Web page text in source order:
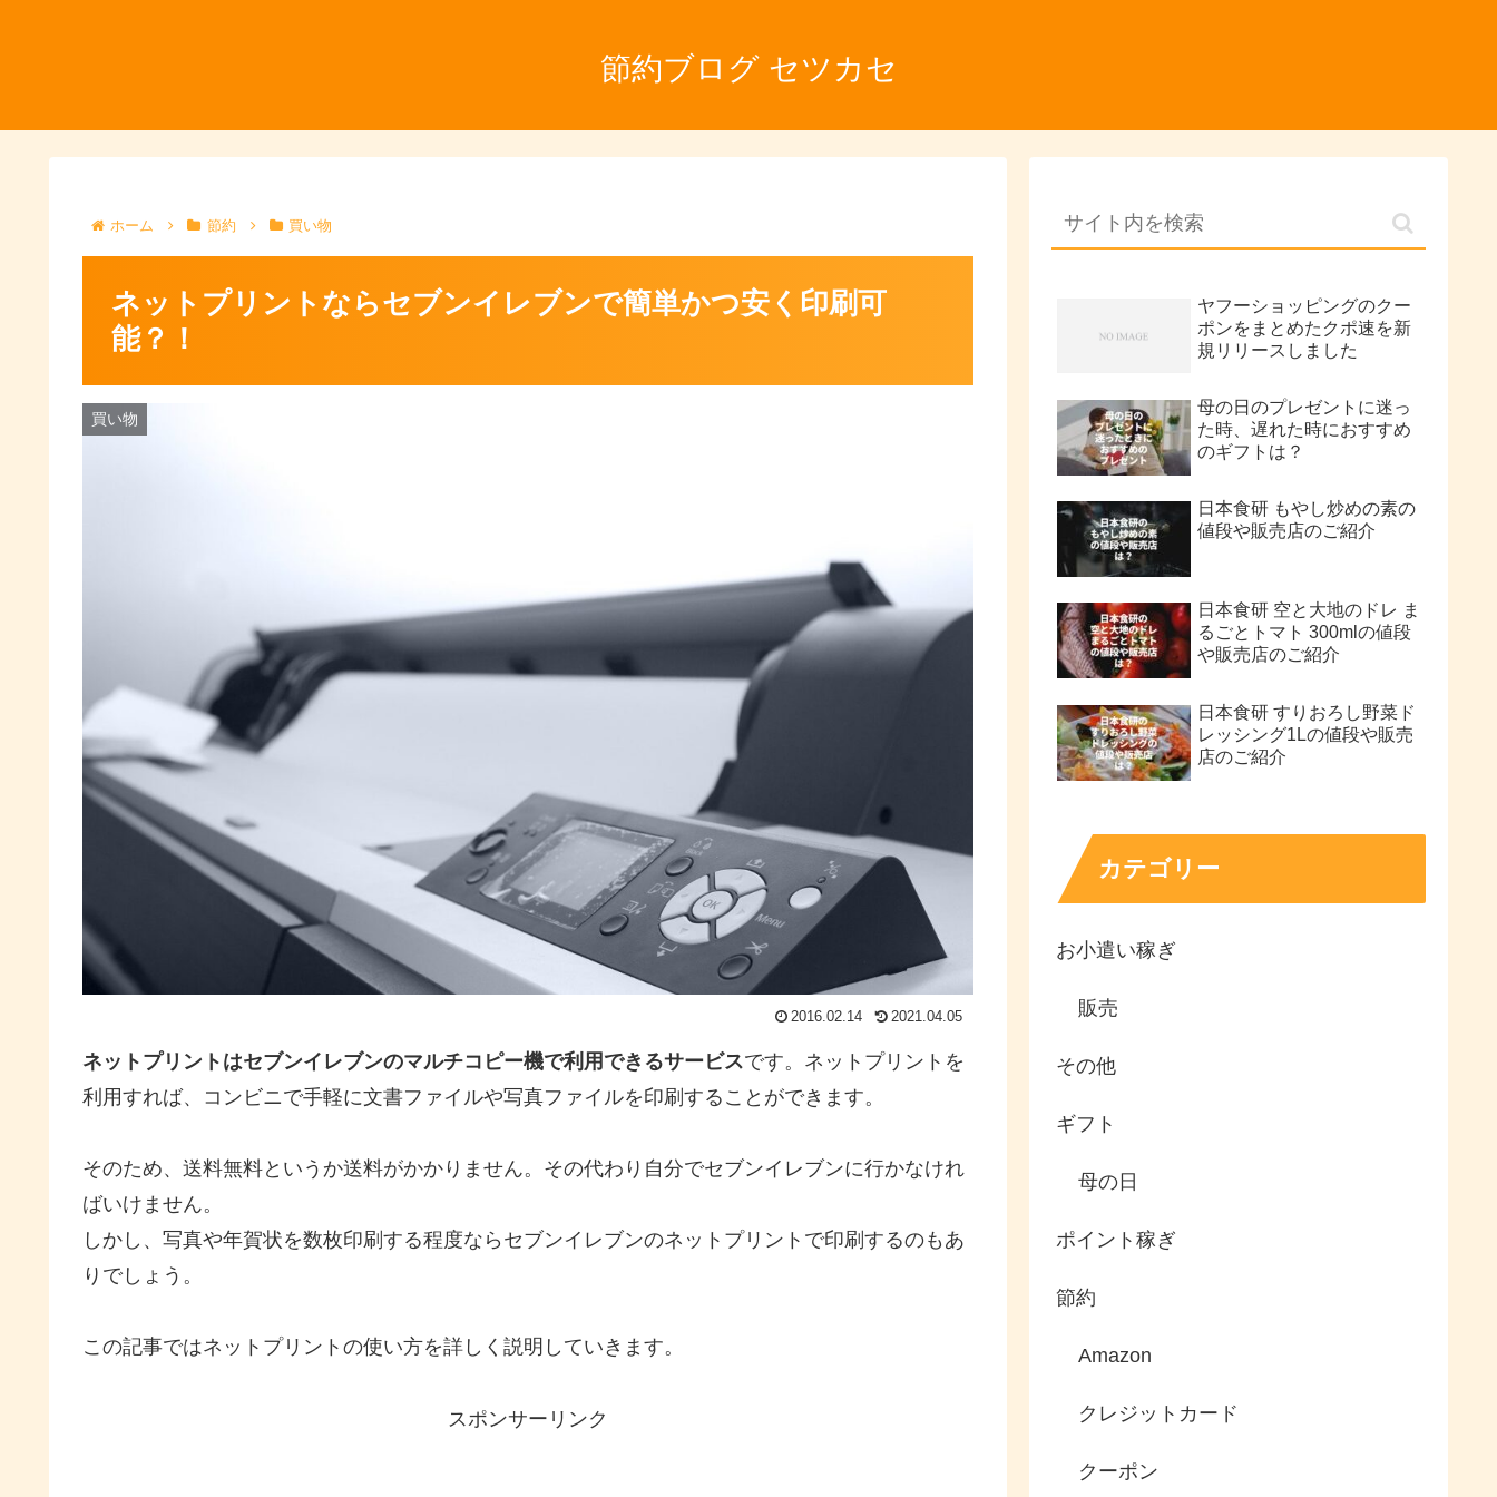
節約ブログ セツカセ
ホーム 節約 買い物
ネットプリントならセブンイレブンで簡単かつ安く印刷可
能？！
買い物
2016.02.14 2021.04.05
ネットプリントはセブンイレブンのマルチコピー機で利用できるサービスです。ネットプリントを
利用すれば、コンビニで手軽に文書ファイルや写真ファイルを印刷することができます。
そのため、送料無料というか送料がかかりません。その代わり自分でセブンイレブンに行かなけれ
ばいけません。
しかし、写真や年賀状を数枚印刷する程度ならセブンイレブンのネットプリントで印刷するのもあ
りでしょう。
この記事ではネットプリントの使い方を詳しく説明していきます。
スポンサーリンク
ヤフーショッピングのクー
ポンをまとめたクポ速を新
規リリースしました
母の日のプレゼントに迷っ
た時、遅れた時におすすめ
のギフトは？
日本食研 もやし炒めの素の
値段や販売店のご紹介
日本食研 空と大地のドレ ま
るごとトマト 300mlの値段
や販売店のご紹介
日本食研 すりおろし野菜ド
レッシング1Lの値段や販売
店のご紹介
カテゴリー
お小遣い稼ぎ
販売
その他
ギフト
母の日
ポイント稼ぎ
節約
Amazon
クレジットカード
クーポン